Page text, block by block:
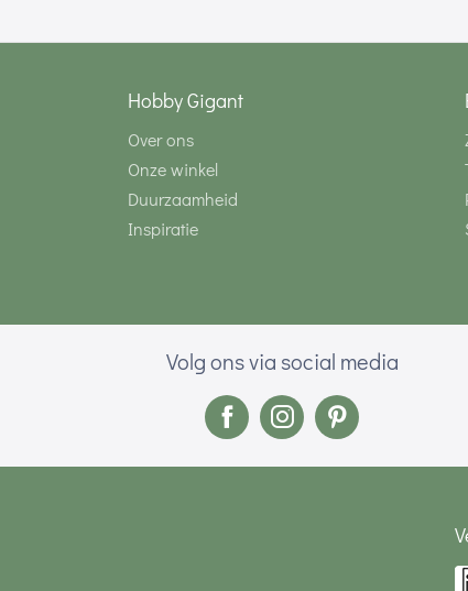
Hobby Gigant
Over ons
Onze winkel
Duurzaamheid
Inspiratie
Volg ons via social media